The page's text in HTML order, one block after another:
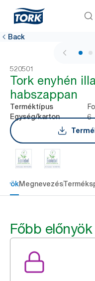
Back
520501
Tork enyhén
habszappan
Terméktípus
Egység/karton
6
Megnevezés
Főbb előnyök